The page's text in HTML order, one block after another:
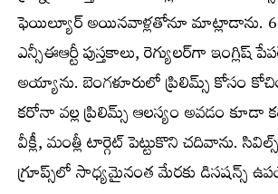
ఫెయిల్యూర్‌ అయినవాళ్లతోనూ మాట్లాడాను. 6
ఎన్సీఈఆర్టీ పుస్తకాలు, రెగ్యులర్‌గా ఇంగ్లిష్‌
అయ్యాను. బెంగళూరులో ప్రిలిమ్స్‌ కోసం
కరోనా వల్ల ప్రిలిమ్స్‌ ఆలస్యం అవడం కూడా
వీక్లీ, మంత్లీ టార్గెట్‌ పెట్టుకొని చదివాను.
గ్రూప్స్‌లో సాధ్యమైనంత మేరకు డిసషన్స్‌